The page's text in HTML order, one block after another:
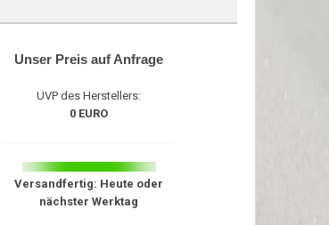
Unser Preis auf Anfrage
UVP des Herstellers:
0 EURO
Versandfertig: Heute oder
nächster Werktag